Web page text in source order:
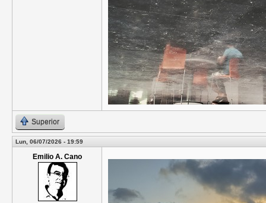
Superior
Lun, 06/07/2026 - 19:59
Emilio A. Cano